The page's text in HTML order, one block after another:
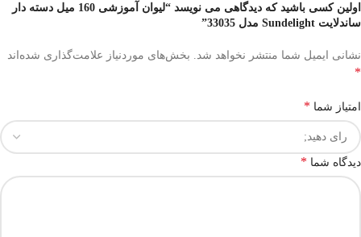
اولین کسی باشید که دیدگاهی می نویسد “لیوان آموزشی 160 میل دسته دار
ساندلایت Sundelight مدل 33035”
نشانی ایمیل شما منتشر نخواهد شد. بخش‌های موردنیاز علامت‌گذاری شده‌اند
*
امتیاز شما *
دیدگاه شما *